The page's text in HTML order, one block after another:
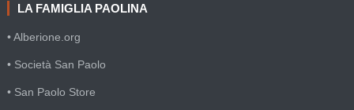
LA FAMIGLIA PAOLINA
• Alberione.org
• Società San Paolo
• San Paolo Store